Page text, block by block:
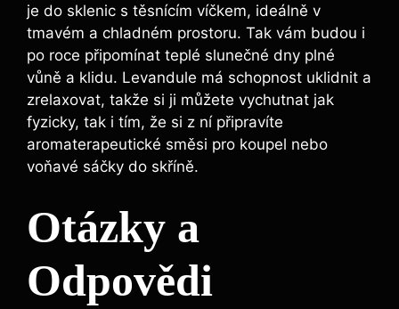
je do sklenic s těsnícím víčkem, ideálně v
tmavém a chladném prostoru. Tak vám budou i
po roce připomínat teplé slunečné dny plné
vůně a klidu. Levandule má schopnost uklidnit a
zrelaxovat, takže si ji můžete vychutnat jak
fyzicky, tak i tím, že si z ní připravíte
aromaterapeutické směsi pro koupel nebo
voňavé sáčky do skříně.
Otázky a
Odpovědi